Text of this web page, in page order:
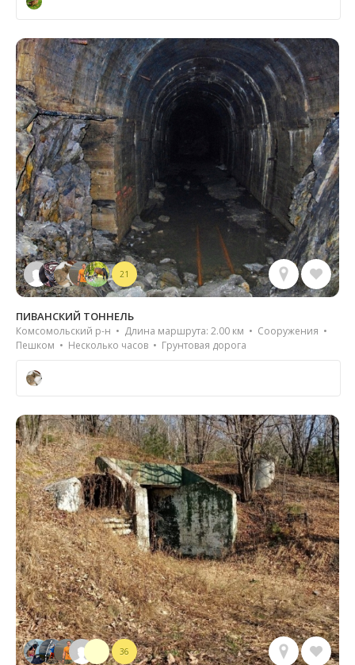
21
ПИВАНСКИЙ ТОННЕЛЬ
Комсомольский р-н • Длина маршрута: 2.00 км • Сооружения •
Пешком • Несколько часов • Грунтовая дорога
36